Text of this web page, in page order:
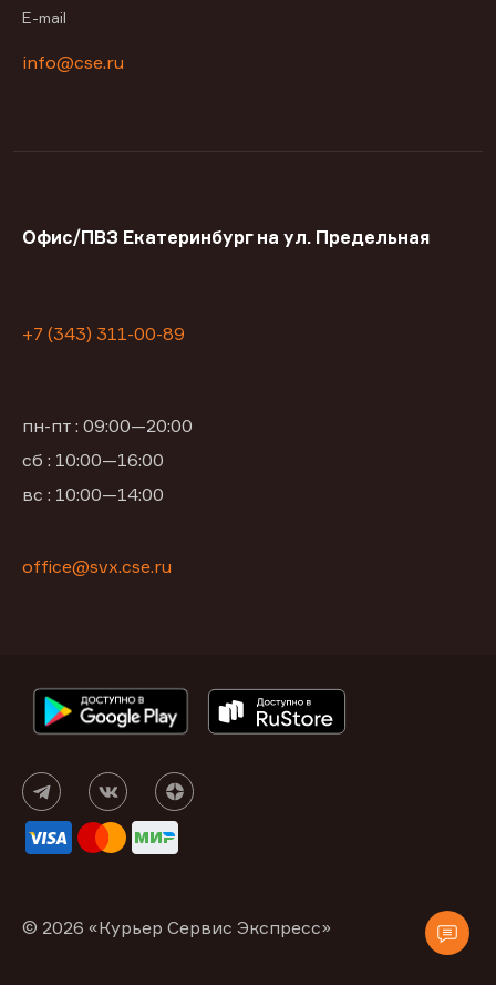
E-mail
info@cse.ru
Офис/ПВЗ Екатеринбург на ул. Предельная
+7 (343) 311-00-89
пн-пт : 09:00—20:00
сб : 10:00—16:00
вс : 10:00—14:00
office@svx.cse.ru
© 2026 «Курьер Сервис Экспресс»